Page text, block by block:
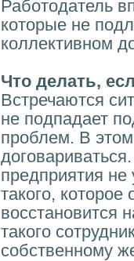
Работодатель
которые не
коллективном
Что делать,
Встречаются
не подпадает
проблем. В этом
предприятия
такого, которое
восстановится
такого
собственному